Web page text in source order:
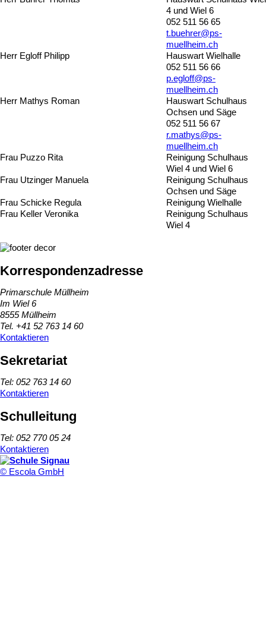
4 und Wiel 6
052 511 56 65
t.buehrer@ps-
muellheim.ch
Herr Egloff Philipp
Hauswart Wielhalle
052 511 56 66
p.egloff@ps-
muellheim.ch
Herr Mathys Roman
Hauswart Schulhaus
Ochsen und Säge
052 511 56 67
r.mathys@ps-
muellheim.ch
Frau Puzzo Rita
Reinigung Schulhaus
Wiel 4 und Wiel 6
Frau Utzinger Manuela
Reinigung Schulhaus
Ochsen und Säge
Frau Schicke Regula
Reinigung Wielhalle
Frau Keller Veronika
Reinigung Schulhaus
Wiel 4
Korrespondenzadresse
Primarschule Müllheim
Im Wiel 6
8555 Müllheim
Tel. +41 52 763 14 60
Kontaktieren
Sekretariat
Tel: 052 763 14 60
Kontaktieren
Schulleitung
Tel: 052 770 05 24
Kontaktieren
© Escola GmbH